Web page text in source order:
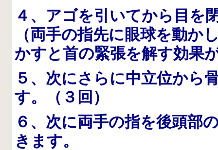
４、アゴを引いてから目を
（両手の指先に眼球を動か
かすと首の緊張を解す効果
５、次にさらに中立位から
す。（３回）
６、次に両手の指を後頭部
きます。